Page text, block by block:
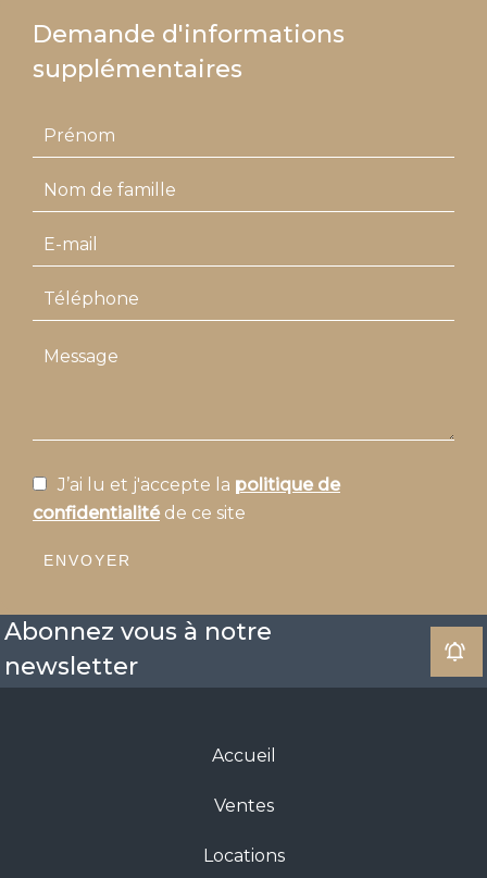
Demande d'informations
supplémentaires
J’ai lu et j'accepte la politique de
confidentialitéde ce site
ENVOYER
Abonnez vous à notre
newsletter
Accueil
Ventes
Locations